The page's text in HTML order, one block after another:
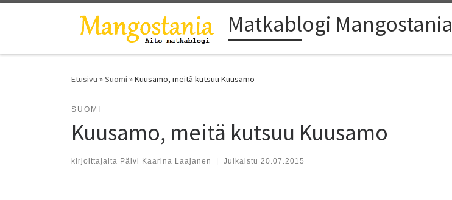
Matkablogi Mangostania
Etusivu »Suomi »Kuusamo, meitä kutsuu Kuusamo
SUOMI
Kuusamo, meitä kutsuu Kuusamo
kirjoittajalta Päivi Kaarina Laajanen Julkaistu 20.07.2015